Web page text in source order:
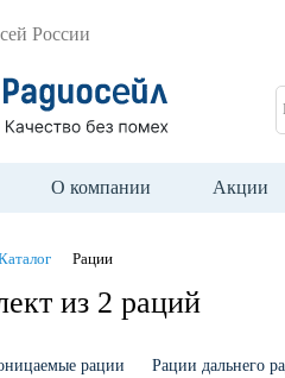
России
О компании Акции
Рации
из 2 раций
рации Рации дальнего